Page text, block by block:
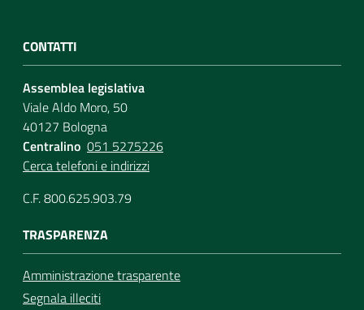
CONTATTI
Assemblea legislativa
Viale Aldo Moro, 50
40127 Bologna
Centralino 051 5275226
Cerca telefoni e indirizzi
C.F. 800.625.903.79
TRASPARENZA
Amministrazione trasparente
Segnala illeciti